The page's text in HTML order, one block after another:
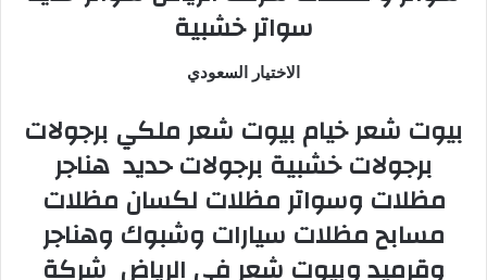
سواتر خشبية
الاختيار السعودي
بيوت شعر خيام بيوت شعر ملكي برجولات
برجولات خشبية برجولات حديد هناجر
مظلات وسواتر مظلات لكسان مظلات
مسابح مظلات سيارات وشبوك وهناجر
وقرميد وبيوت شعر في الرياض شركة